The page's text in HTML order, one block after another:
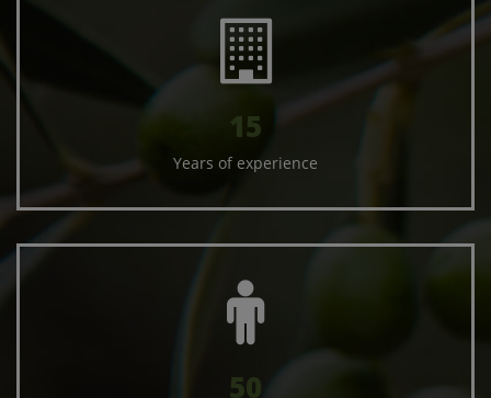
15
Years of experience
50